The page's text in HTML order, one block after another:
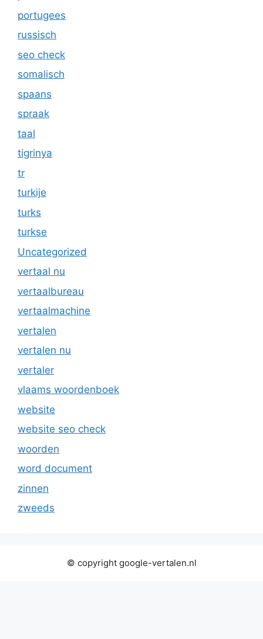
portugees
russisch
seo check
somalisch
spaans
spraak
taal
tigrinya
tr
turkije
turks
turkse
Uncategorized
vertaal nu
vertaalbureau
vertaalmachine
vertalen
vertalen nu
vertaler
vlaams woordenboek
website
website seo check
woorden
word document
zinnen
zweeds
© copyright google-vertalen.nl